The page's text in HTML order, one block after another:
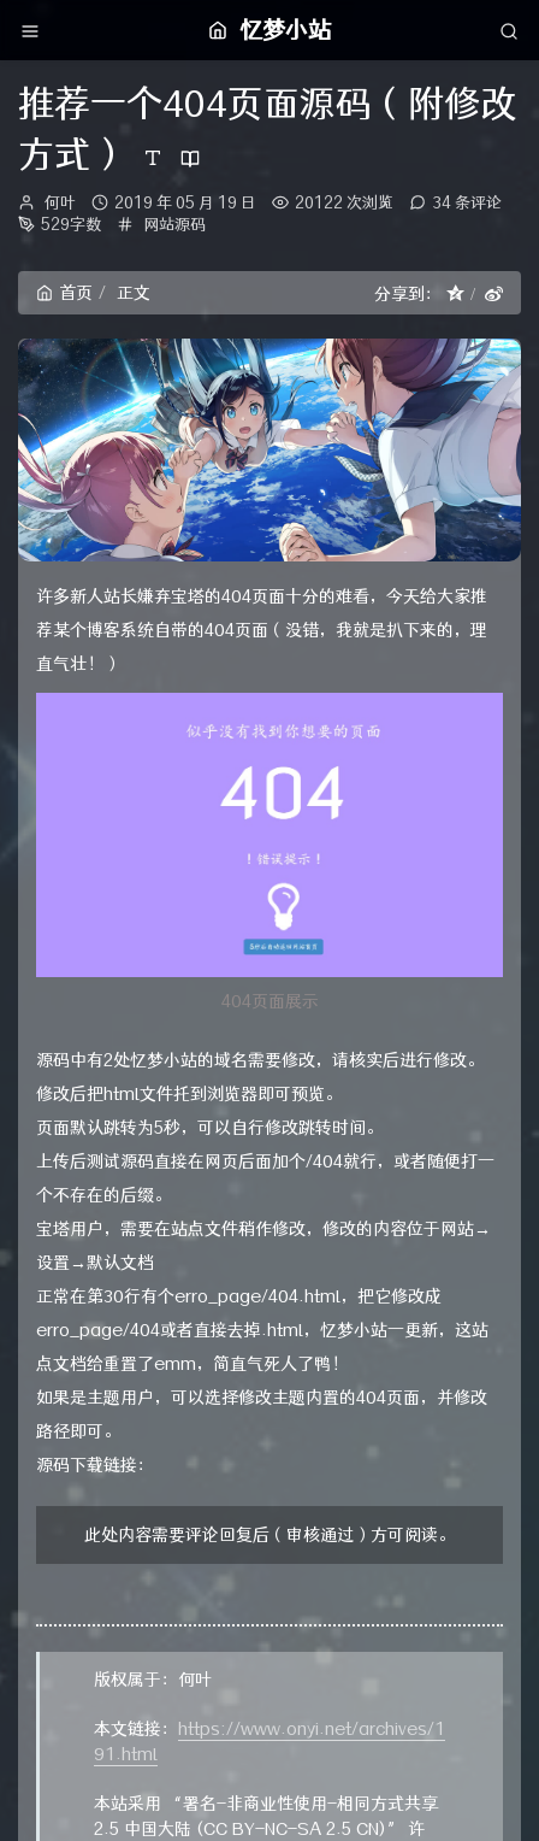
忆梦小站
推荐一个404页面源码（附修改
方式）
博
主：
何叶
发
布
2019 年 05 月 19 日 20122 次浏览
34 条评论
529字数
分
网站源码
首页 正文 分享到：
许多新人站长嫌弃宝塔的404页面十分的难看，今天给大家推
荐某个博客系统自带的404页面（没错，我就是扒下来的，理
直气壮！）
404页面展示
源码中有2处忆梦小站的域名需要修改，请核实后进行修改。
修改后把html文件托到浏览器即可预览。
页面默认跳转为5秒，可以自行修改跳转时间。
上传后测试源码直接在网页后面加个/404就行，或者随便打一
个不存在的后缀。
宝塔用户，需要在站点文件稍作修改，修改的内容位于网站→
设置→默认文档
正常在第30行有个erro_page/404.html，把它修改成
erro_page/404或者直接去掉.html，忆梦小站一更新，这站
点文档给重置了emm，简直气死人了鸭！
如果是主题用户，可以选择修改主题内置的404页面，并修改
路径即可。
源码下载链接：
此处内容需要评论回复后（审核通过）方可阅读。
版权属于：何叶
本文链接： https://www.onyi.net/archives/1
91.html
本站采用 “署名-非商业性使用-相同方式共享
2.5 中国大陆 (CC BY-NC-SA 2.5 CN)” 许